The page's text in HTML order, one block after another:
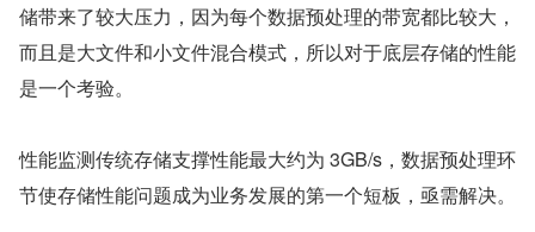
储带来了较大压力，因为每个数据预处理的带宽都比较大，
而且是大文件和小文件混合模式，所以对于底层存储的性能
是一个考验。
性能监测传统存储支撑性能最大约为 3GB/s，数据预处理环
节使存储性能问题成为业务发展的第一个短板，亟需解决。